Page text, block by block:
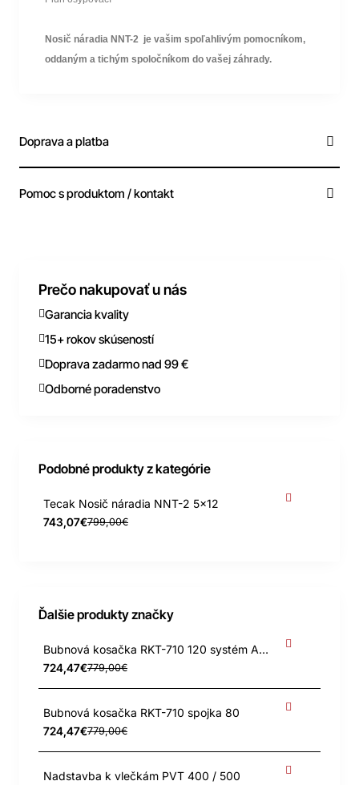
Nosič náradia NNT-2 je vašim spoľahlivým pomocníkom,
oddaným a tichým spoločníkom do vašej záhrady.
Doprava a platba
Pomoc s produktom / kontakt
Prečo nakupovať u nás
Garancia kvality
15+ rokov skúseností
Doprava zadarmo nad 99 €
Odborné poradenstvo
Podobné produkty z kategórie
Tecak Nosič náradia NNT-2 5x12
743,07€799,00€
Ďalšie produkty značky
Bubnová kosačka RKT-710 120 systém AGZAT - 4takt
724,47€779,00€
Bubnová kosačka RKT-710 spojka 80
724,47€779,00€
Nadstavba k vlečkám PVT 400 / 500